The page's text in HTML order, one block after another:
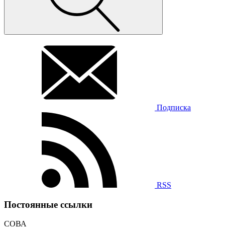
Подписка
RSS
Постоянные ссылки
СОВА